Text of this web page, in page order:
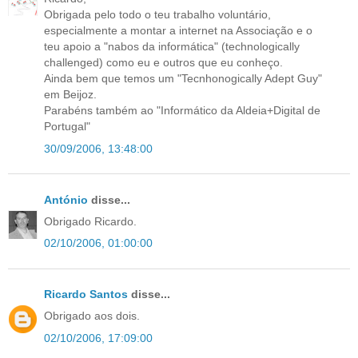
Obrigada pelo todo o teu trabalho voluntário,
especialmente a montar a internet na Associação e o
teu apoio a "nabos da informática" (technologically
challenged) como eu e outros que eu conheço.
Ainda bem que temos um "Tecnhonogically Adept Guy"
em Beijoz.
Parabéns também ao "Informático da Aldeia+Digital de
Portugal"
30/09/2006, 13:48:00
António disse...
Obrigado Ricardo.
02/10/2006, 01:00:00
Ricardo Santos disse...
Obrigado aos dois.
02/10/2006, 17:09:00